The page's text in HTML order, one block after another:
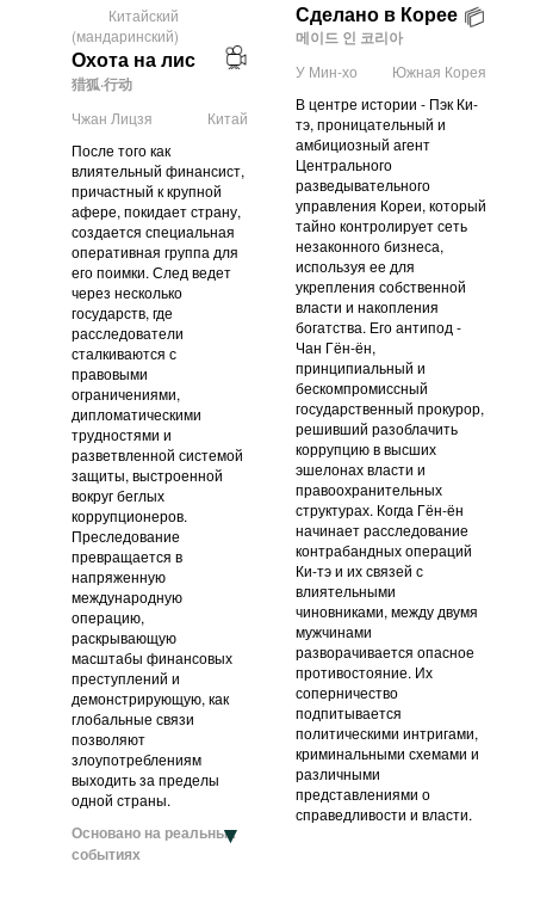
Китайский
(мандаринский)
Охота на лис
猎狐·行动
Чжан Лицзя
Китай
После того как
влиятельный финансист,
причастный к крупной
афере, покидает страну,
создается специальная
оперативная группа для
его поимки. След ведет
через несколько
государств, где
расследователи
сталкиваются с
правовыми
ограничениями,
дипломатическими
трудностями и
разветвленной системой
защиты, выстроенной
вокруг беглых
коррупционеров.
Преследование
превращается в
напряженную
международную
операцию,
раскрывающую
масштабы финансовых
преступлений и
демонстрирующую, как
глобальные связи
позволяют
злоупотреблениям
выходить за пределы
одной страны.
Основано на реальных
событиях
Сделано в Корее
메이드 인 코리아
У Мин-хо
Южная Корея
В центре истории - Пэк Ки-
тэ, проницательный и
амбициозный агент
Центрального
разведывательного
управления Кореи, который
тайно контролирует сеть
незаконного бизнеса,
используя ее для
укрепления собственной
власти и накопления
богатства. Его антипод -
Чан Гён-ён,
принципиальный и
бескомпромиссный
государственный прокурор,
решивший разоблачить
коррупцию в высших
эшелонах власти и
правоохранительных
структурах. Когда Гён-ён
начинает расследование
контрабандных операций
Ки-тэ и их связей с
влиятельными
чиновниками, между двумя
мужчинами
разворачивается опасное
противостояние. Их
соперничество
подпитывается
политическими интригами,
криминальными схемами и
различными
представлениями о
справедливости и власти.